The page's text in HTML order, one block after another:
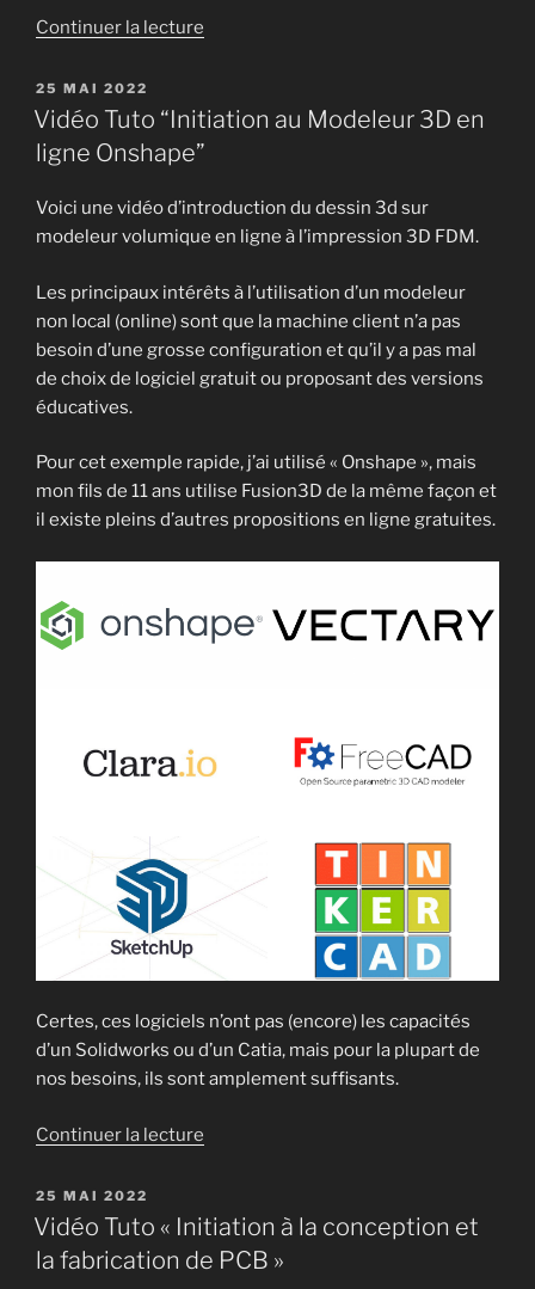
Continuer la lecture
de
température/humidité
TY05 »
PUBLIÉ
LE
25 MAI 2022
Vidéo Tuto “Initiation au Modeleur 3D en
ligne Onshape”
Voici une vidéo d’introduction du dessin 3d sur
modeleur volumique en ligne à l’impression 3D FDM.
Les principaux intérêts à l’utilisation d’un modeleur
non local (online) sont que la machine client n’a pas
besoin d’une grosse configuration et qu’il y a pas mal
de choix de logiciel gratuit ou proposant des versions
éducatives.
Pour cet exemple rapide, j’ai utilisé « Onshape », mais
mon fils de 11 ans utilise Fusion3D de la même façon et
il existe pleins d’autres propositions en ligne gratuites.
Certes, ces logiciels n’ont pas (encore) les capacités
d’un Solidworks ou d’un Catia, mais pour la plupart de
nos besoins, ils sont amplement suffisants.
Continuer la lecture
“Initiation
au
Modeleur
PUBLIÉ
LE
25 MAI 2022
Vidéo Tuto « Initiation à la conception et
la fabrication de PCB »